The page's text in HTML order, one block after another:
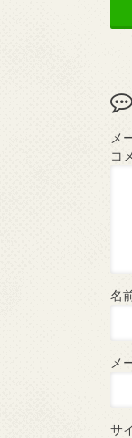
メ
コ
名
メ
サ